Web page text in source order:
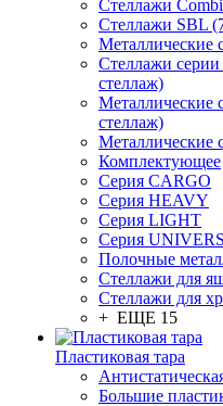
Стеллажи
Стеллажи SBL
Металлические
Стеллажи
стеллаж)
Металлические
стеллаж)
Металлические
Комплектующее
Серия CARGO
Серия HEAVY
Серия LIGHT
Серия
Полочные
Стеллажи для
Стеллажи для
+ ЕЩЕ 15
Пластиковая тара
Большие